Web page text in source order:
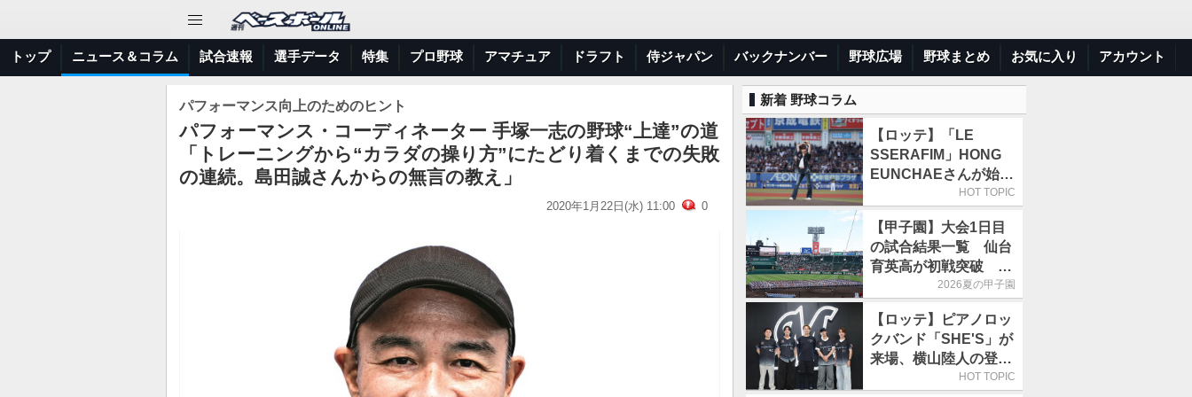
トップ ニュース＆コラム 試合速報 選手データ 特集 プロ野球 アマチュア ドラフト 侍ジャパン バックナンバー 野球広場 野球まとめ お気に入り アカウント
パフォーマンス向上のためのヒント
パフォーマンス・コーディネーター 手塚一志の野球“上達”の道
「トレーニングから“カラダの操り方”にたどり着くまでの失敗
の連続。島田誠さんからの無言の教え」
2020年1月22日(水) 11:00 0
新着 野球コラム
【ロッテ】「LE
SSERAFIM」HONG
EUNCHAEさんが始球
式「この場に立てて本
日の西武戦（ZOZOマ
リン）
HOT TOPIC
【甲子園】大会1日目
の試合結果一覧 仙台
育英高が初戦突破 4
番・田山纏が今大会1
2026夏の甲子園
【ロッテ】ピアノロッ
クバンド「SHE'S」が
来場、横山陸人の登場
曲を演奏／8月4日の西
HOT TOPIC